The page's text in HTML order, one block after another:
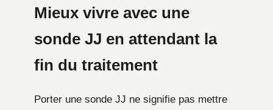
Mieux vivre avec une
sonde JJ en attendant la
fin du traitement
Porter une sonde JJ ne signifie pas mettre